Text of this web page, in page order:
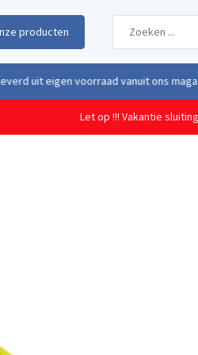
producten
uit eigen voorraad vanuit ons
Let op !!! Vakantie